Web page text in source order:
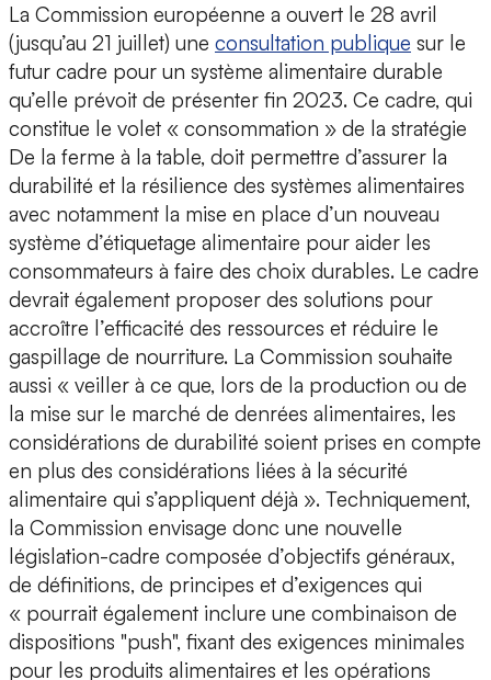
La Commission européenne a ouvert le 28 avril
(jusqu’au 21 juillet) une consultation publique sur le
futur cadre pour un système alimentaire durable
qu’elle prévoit de présenter fin 2023. Ce cadre, qui
constitue le volet « consommation » de la stratégie
De la ferme à la table, doit permettre d’assurer la
durabilité et la résilience des systèmes alimentaires
avec notamment la mise en place d’un nouveau
système d’étiquetage alimentaire pour aider les
consommateurs à faire des choix durables. Le cadre
devrait également proposer des solutions pour
accroître l’efficacité des ressources et réduire le
gaspillage de nourriture. La Commission souhaite
aussi « veiller à ce que, lors de la production ou de
la mise sur le marché de denrées alimentaires, les
considérations de durabilité soient prises en compte
en plus des considérations liées à la sécurité
alimentaire qui s’appliquent déjà ». Techniquement,
la Commission envisage donc une nouvelle
législation-cadre composée d’objectifs généraux,
de définitions, de principes et d’exigences qui
« pourrait également inclure une combinaison de
dispositions "push", fixant des exigences minimales
pour les produits alimentaires et les opérations